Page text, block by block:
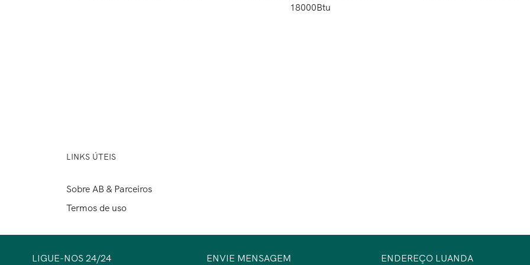
18000Btu
LINKS ÚTEIS
Sobre AB & Parceiros
Termos de uso
LIGUE-NOS 24/24 ENVIE MENSAGEM ENDEREÇO LUANDA